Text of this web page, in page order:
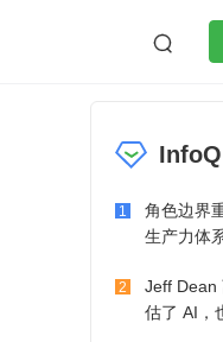

微服务架构
1
角色边界
生产力体
2
Jeff Dean
估了 AI，